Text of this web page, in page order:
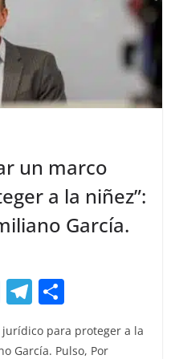
un marco
a la niñez”:
García.
M
e
ss
T
e m
para proteger a la
García. Pulso, Por